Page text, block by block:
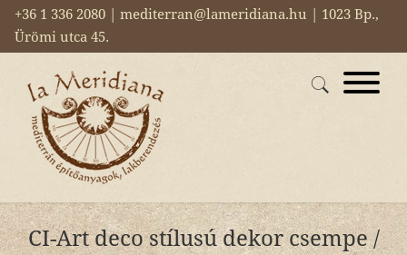
+36 1 336 2080 | mediterran@lameridiana.hu | 1023 Bp.,
Ürömi utca 45.
CI-Art deco stílusú dekor csempe /